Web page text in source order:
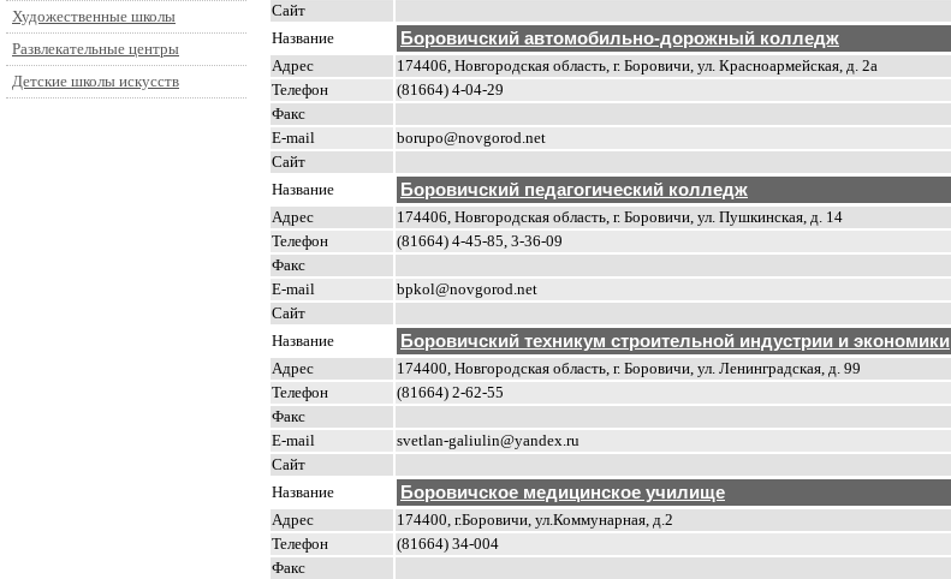
Художественные школы
Развлекательные центры
Детские школы искусств
Сайт
Название
Боровичский автомобильно-дорожный колледж
Адрес
174406, Новгородская область, г. Боровичи, ул. Красноармейская, д. 2а
Телефон
(81664) 4-04-29
Факс
E-mail
borupo@novgorod.net
Сайт
Название
Боровичский педагогический колледж
Адрес
174406, Новгородская область, г. Боровичи, ул. Пушкинская, д. 14
Телефон
(81664) 4-45-85, 3-36-09
Факс
E-mail
bpkol@novgorod.net
Сайт
Название
Боровичский техникум строительной индустрии и экономики
Адрес
174400, Новгородская область, г. Боровичи, ул. Ленинградская, д. 99
Телефон
(81664) 2-62-55
Факс
E-mail
svetlan-galiulin@yandex.ru
Сайт
Название
Боровичское медицинское училище
Адрес
174400, г.Боровичи, ул.Коммунарная, д.2
Телефон
(81664) 34-004
Факс